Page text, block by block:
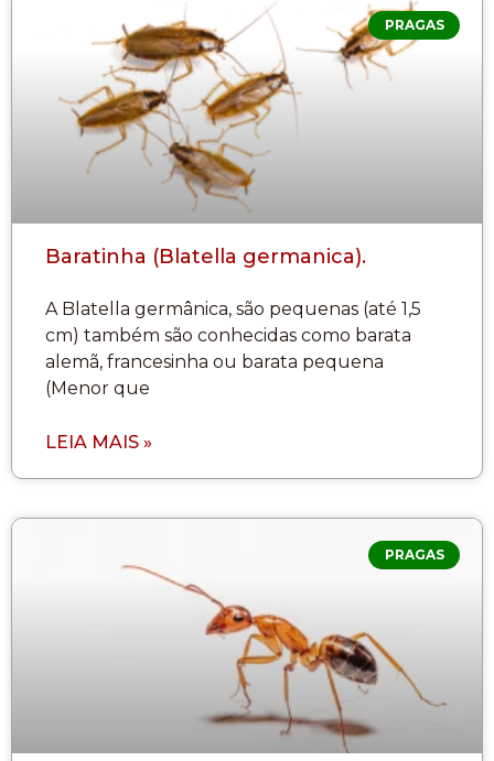
PRAGAS
Baratinha (Blatella germanica).
A Blatella germânica, são pequenas (até 1,5
cm) também são conhecidas como barata
alemã, francesinha ou barata pequena
(Menor que
LEIA MAIS »
PRAGAS